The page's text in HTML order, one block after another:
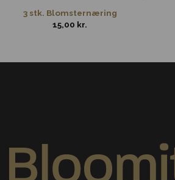
3 stk. Blomsternæring
15,00 kr.